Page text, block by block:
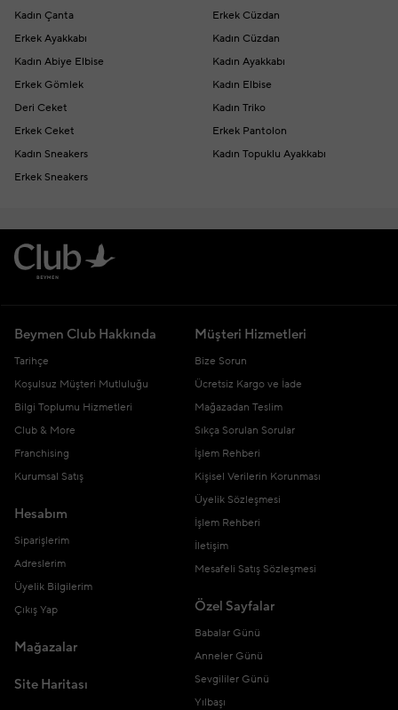
Kadın Çanta
Erkek Cüzdan
Erkek Ayakkabı
Kadın Cüzdan
Kadın Abiye Elbise
Kadın Ayakkabı
Erkek Gömlek
Kadın Elbise
Deri Ceket
Kadın Triko
Erkek Ceket
Erkek Pantolon
Kadın Sneakers
Kadın Topuklu Ayakkabı
Erkek Sneakers
Beymen Club Hakkında
Tarihçe
Koşulsuz Müşteri Mutluluğu
Bilgi Toplumu Hizmetleri
Club & More
Franchising
Kurumsal Satış
Hesabım
Siparişlerim
Adreslerim
Üyelik Bilgilerim
Çıkış Yap
Mağazalar
Site Haritası
Müşteri Hizmetleri
Bize Sorun
Ücretsiz Kargo ve İade
Mağazadan Teslim
Sıkça Sorulan Sorular
İşlem Rehberi
Kişisel Verilerin Korunması
Üyelik Sözleşmesi
İşlem Rehberi
İletişim
Mesafeli Satış Sözleşmesi
Özel Sayfalar
Babalar Günü
Anneler Günü
Sevgililer Günü
Yılbaşı